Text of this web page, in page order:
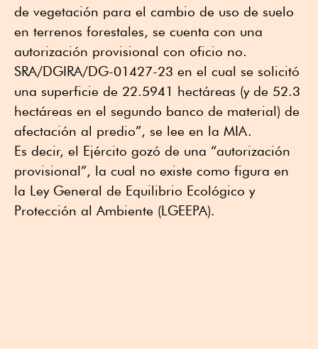
de vegetación para el cambio de uso de suelo
en terrenos forestales, se cuenta con una
autorización provisional con oficio no.
SRA/DGIRA/DG-01427-23 en el cual se solicitó
una superficie de 22.5941 hectáreas (y de 52.3
hectáreas en el segundo banco de material) de
afectación al predio”, se lee en la MIA.
Es decir, el Ejército gozó de una “autorización
provisional”, la cual no existe como figura en
la Ley General de Equilibrio Ecológico y
Protección al Ambiente (LGEEPA).